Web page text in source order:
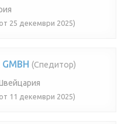
25 декември 2025)
(Спедитор)
11 декември 2025)